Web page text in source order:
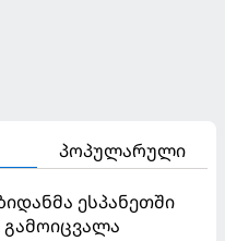
პოპულარული
ესპანეთში